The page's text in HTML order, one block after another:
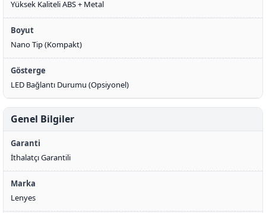
Yüksek Kaliteli ABS + Metal
Boyut
Nano Tip (Kompakt)
Gösterge
LED Bağlantı Durumu (Opsiyonel)
Genel Bilgiler
Garanti
İthalatçı Garantili
Marka
Lenyes